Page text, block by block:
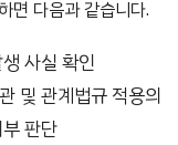
면 다음과 같습니다.
사실 확인
및 관계법규 적용의
판단